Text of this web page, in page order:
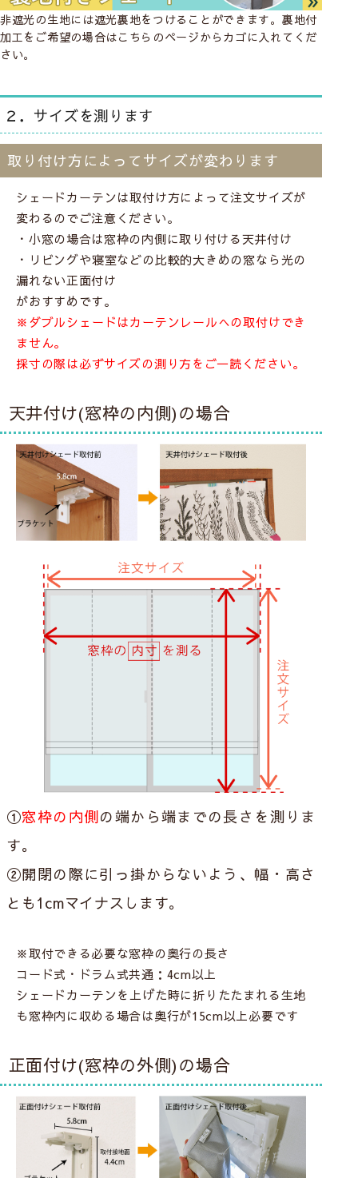
キャラメルシュガー
シングルシェードへ
洗濯機
ショコラテ
シングルシェードへ
UVカット
防炎 洗濯機
ジェラート(ミルク)
シングルシェードへ
防炎 洗濯機
シングルシェードへ シングルシェードへ
ざっくり
シングルシェードへ
UVカット
エコキララ
シングルシェードへ
遮熱
保温
花粉
ヒカリクリン
シングルシェードへ
遮像 ミラー
保温 UVカット
UVカット
ストリングル
シングルシェードへ
ミラー
遮熱 保温
ミニチュアローズ
シングルシェードへ
ミラー
遮熱 保温
シングルシェードへ
UVカット
洗濯機
シングルシェードへ
UVカット
洗濯機
UVカット
ベリーリーフ
シングルシェードへ
洗濯機
モック
シングルシェードへ
UVカット
洗濯機
カビナーイ
シングルシェードへ
防カビ 遮熱
ミラー
UVカット
洗濯機
非遮光の生地には遮光裏地をつけることができます。裏地付
加工をご希望の場合はこちらのページからカゴに入れてくだ
さい。
２．サイズを測ります
取り付け方によってサイズが変わります
シェードカーテンは取付け方によって注文サイズが
変わるのでご注意ください。
・小窓の場合は窓枠の内側に取り付ける天井付け
・リビングや寝室などの比較的大きめの窓なら光の
漏れない正面付け
がおすすめです。
※ダブルシェードはカーテンレールへの取付けでき
ません。
採寸の際は必ずサイズの測り方をご一読ください。
天井付け(窓枠の内側)の場合
①窓枠の内側の端から端までの長さを測りま
す。
②開閉の際に引っ掛からないよう、幅・高さ
とも1cmマイナスします。
※取付できる必要な窓枠の奥行の長さ
コード式・ドラム式共通：4cm以上
シェードカーテンを上げた時に折りたたまれる生地
も窓枠内に収める場合は奥行が15cm以上必要です
正面付け(窓枠の外側)の場合